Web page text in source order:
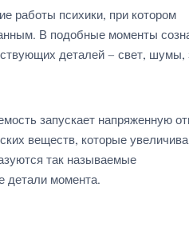
работы психики, при котором
В подобные моменты
деталей — свет, шумы,
запускает напряженную
веществ, которые
так называемые
детали момента.